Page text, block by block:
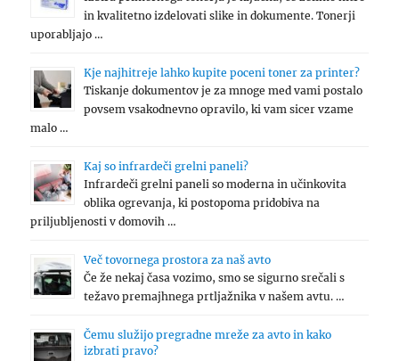
in kvalitetno izdelovati slike in dokumente. Tonerji
uporabljajo …
Kje najhitreje lahko kupite poceni toner za printer?
Tiskanje dokumentov je za mnoge med vami postalo
povsem vsakodnevno opravilo, ki vam sicer vzame
malo …
Kaj so infrardeči grelni paneli?
Infrardeči grelni paneli so moderna in učinkovita
oblika ogrevanja, ki postopoma pridobiva na
priljubljenosti v domovih …
Več tovornega prostora za naš avto
Če že nekaj časa vozimo, smo se sigurno srečali s
težavo premajhnega prtljažnika v našem avtu. …
Čemu služijo pregradne mreže za avto in kako
izbrati pravo?